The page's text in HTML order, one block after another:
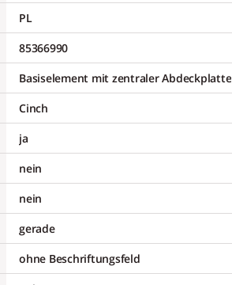
PL
85366990
Basiselement mit zentraler Abdeckplatte
Cinch
ja
nein
nein
gerade
ohne Beschriftungsfeld